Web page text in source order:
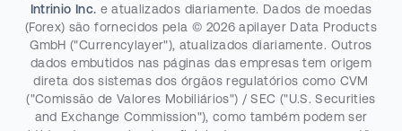
Intrinio Inc. e atualizados diariamente. Dados de moedas
(Forex) são fornecidos pela © 2026apilayer Data Products
GmbH ("Currencylayer"), atualizados diariamente. Outros
dados embutidos nas páginas das empresas tem origem
direta dos sistemas dos órgãos regulatórios como CVM
("Comissão de Valores Mobiliários") / SEC ("U.S. Securities
and Exchange Commission"), como também podem ser